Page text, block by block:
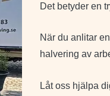
Det betyder en
När du anlitar
halvering av
Låt oss hjälpa